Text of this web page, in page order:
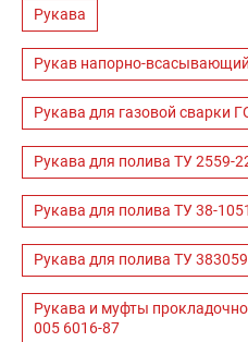
Рукава
Рукав напорно-
Рукава для газовой сварки
Рукава для полива ТУ 2559-
Рукава для полива ТУ 38-
Рукава для полива ТУ
Рукава и муфты
005 6016-87